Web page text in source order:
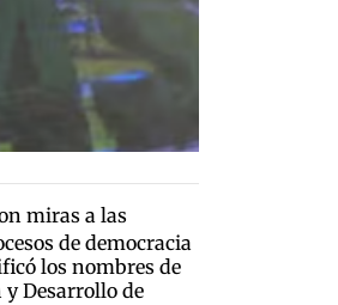
miras a las
de democracia
los nombres de
Desarrollo de